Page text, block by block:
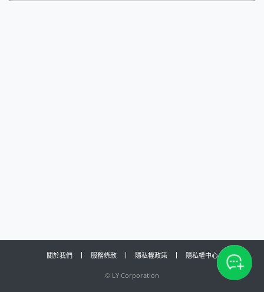
關於我們 服務條款 隱私權政策 隱私權中心
© LY Corporation